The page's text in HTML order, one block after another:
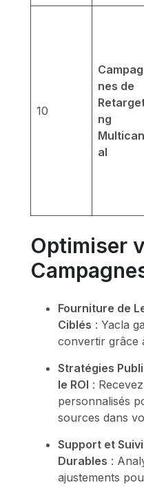
10
Campag
nes de
ng
Multican
al
Optimiser
Fourniture de
Ciblés : Yacla
convertir grâce
Stratégies
le ROI :
personnalisés
sources dans
Support et
Durables :
ajustements